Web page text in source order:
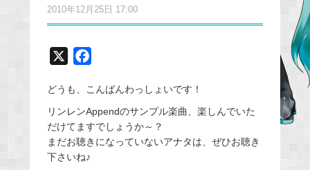
2010年12月25日 17:00
c
e
b
o
どうも、こんばんわっしょいです！
リンレンAppendのサンプル楽曲、楽しんでいた
だけてますでしょうか～？
まだお聴きになっていないアナタは、ぜひお聴き
下さいね♪